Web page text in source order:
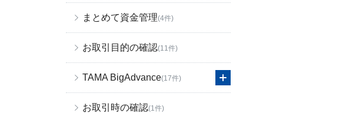
まとめて資金管理(4件)
お取引目的の確認(11件)
TAMA BigAdvance(17件)
お取引時の確認(1件)